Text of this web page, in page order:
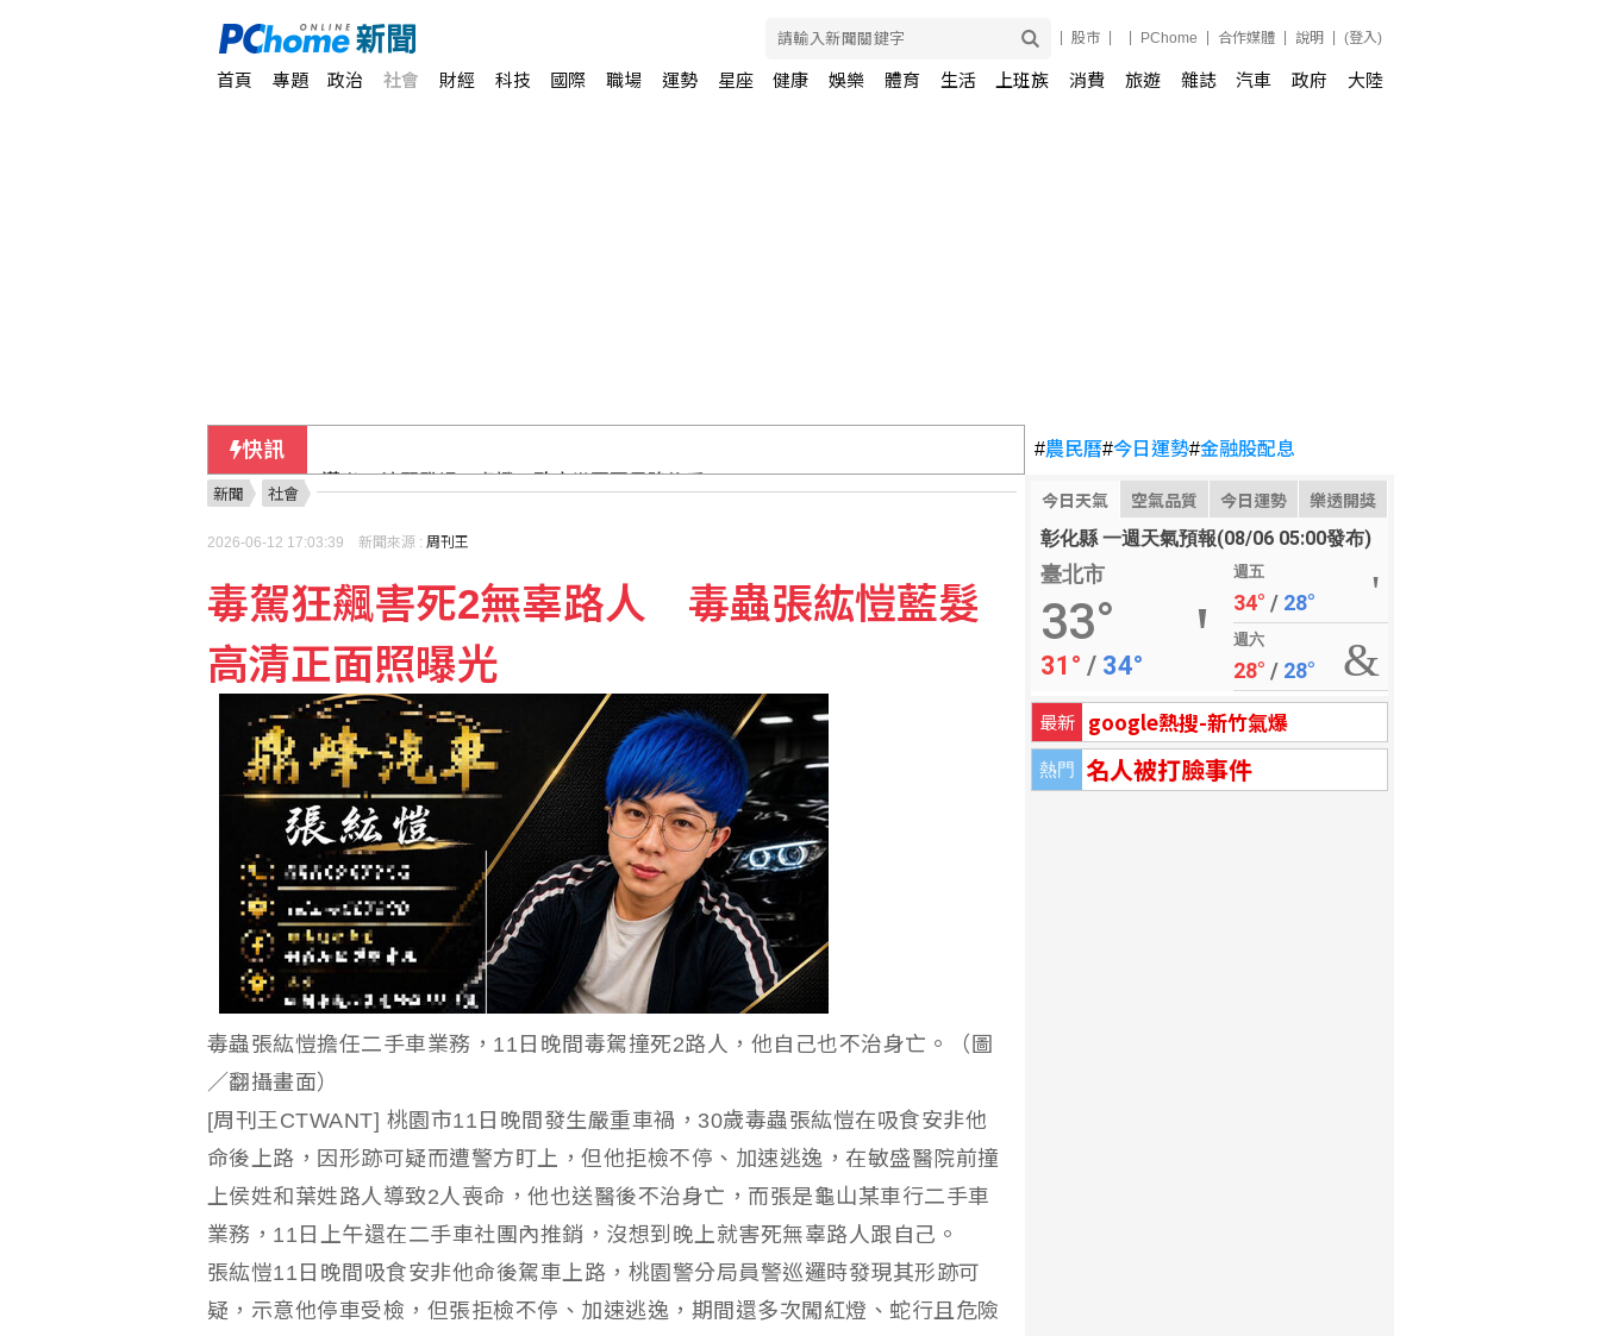
股市 PChome 合作媒體 說明 (登入)
首頁 專題 政治 社會 財經 科技 國際 職場 運勢 星座 健康 娛樂 體育 生活 上班族 消費 旅遊 雜誌 汽車 政府 大陸
快訊
熊本地震災區加緊防颱 搶修堤防、醫療船暫停服務
荷莫茲海峽可望重啟通航 金價連4漲創7週來高點
#農民曆#今日運勢#金融股配息
今日天氣 空氣品質 今日運勢 樂透開獎
彰化縣 一週天氣預報(08/06 05:00發布)
臺北市
33°
31° / 34°
週五
34° / 28°
週六
28° / 28°
最新 google熱搜-新竹氣爆
熱門 名人被打臉事件
新聞 社會
2026-06-12 17:03:39 新聞來源 : 周刊王
毒駕狂飆害死2無辜路人 毒蟲張紘愷藍髮
高清正面照曝光
毒蟲張紘愷擔任二手車業務，11日晚間毒駕撞死2路人，他自己也不治身亡。（圖
／翻攝畫面）
[周刊王CTWANT] 桃園市11日晚間發生嚴重車禍，30歲毒蟲張紘愷在吸食安非他
命後上路，因形跡可疑而遭警方盯上，但他拒檢不停、加速逃逸，在敏盛醫院前撞
上侯姓和葉姓路人導致2人喪命，他也送醫後不治身亡，而張是龜山某車行二手車
業務，11日上午還在二手車社團內推銷，沒想到晚上就害死無辜路人跟自己。
張紘愷11日晚間吸食安非他命後駕車上路，桃園警分局員警巡邏時發現其形跡可
疑，示意他停車受檢，但張拒檢不停、加速逃逸，期間還多次闖紅燈、蛇行且危險